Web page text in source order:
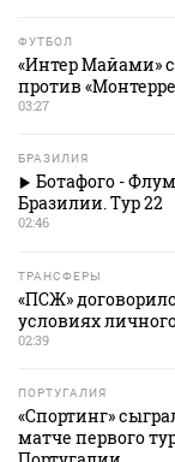
ФУТБОЛ
«Интер Майами»
против
03:27
БРАЗИЛИЯ
Ботафого -
Бразилии. Тур 22
02:46
ТРАНСФЕРЫ
«ПСЖ»
условиях
02:39
ПОРТУГАЛИЯ
«Спортинг»
матче первого